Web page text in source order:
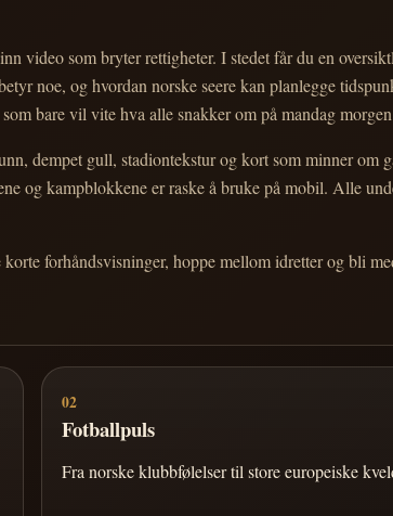
video som bryter rettigheter. I stedet får du en
noe, og hvordan norske seere kan planlegge
bare vil vite hva alle snakker om på mandag
dempet gull, stadiontekstur og kort som minner om
og kampblokkene er raske å bruke på mobil. Alle
forhåndsvisninger, hoppe mellom idretter og bli
02
Fotballpuls
Fra norske klubbfølelser til store europeiske